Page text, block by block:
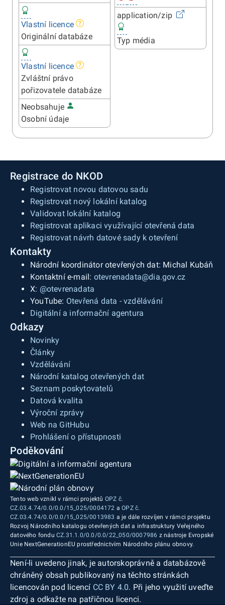
Vlastní licence
Originální databáze
Vlastní licence
Zvláštní právo
pořizovatele databáze
Neobsahuje
Osobní údaje
application/zip
Typ média
Registrace do NKOD
Registrovat novou datovou sadu
Registrovat nový lokální katalog
Validovat lokální katalog
Registrovat aplikaci využívající otevřená data
Registrovat návrh datové sady k otevření
Kontakty
Národní koordinátor otevřených dat: Michal Kubáň
Kontaktní e-mail: otevrenadata@dia.gov.cz
X: @otevrenadata
YouTube: Otevřená data - vzdělávání
Digitální a informační agentura
Odkazy
Novinky
Články
Vzdělávání
Národní katalog otevřených dat
Seznam poskytovatelů
Datová kvalita
Výroční zprávy
Web na GitHubu
Prohlášení o přístupnosti
Poděkování
Tento web vznikl v rámci projektů OPZ č.
CZ.03.4.74/0.0/0.0/15_025/0004172 aOPZ č.
CZ.03.4.74/0.0/0.0/15_025/0013983 a je dále rozvíjen v rámci projektu
Rozvoj Národního katalogu otevřených dat a infrastruktury Veřejného
datového fondu CZ.31.1.0/0.0/0.0/22_050/0007986 z nástroje Evropské
Unie NextGenerationEU prostřednictvím Národního plánu obnovy.
Není-li uvedeno jinak, je autorskoprávně a databázově
chráněný obsah publikovaný na těchto stránkách
licencován pod licencí CC BY 4.0. Při jeho využití uveďte
zdroj a odkažte na patřičnou licenci.